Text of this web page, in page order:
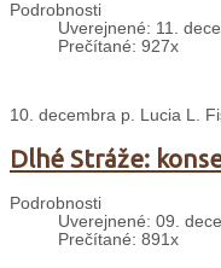
Podrobnosti
Uverejnené: 11.
Prečítané: 927x
10. decembra p. Lucia L.
Dlhé Stráže:
Podrobnosti
Uverejnené: 09.
Prečítané: 891x